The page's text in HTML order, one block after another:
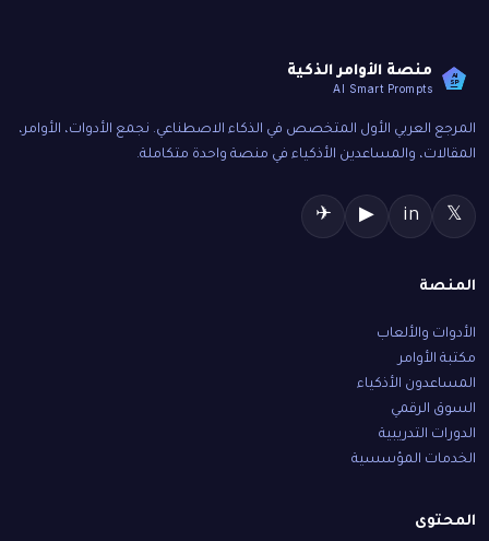
AI
SP
منصة الأوامر الذكية
AI Smart Prompts
المرجع العربي الأول المتخصص في الذكاء الاصطناعي. نجمع الأدوات، الأوامر،
المقالات، والمساعدين الأذكياء في منصة واحدة متكاملة.
𝕏
in
▶
✈
المنصة
الأدوات والألعاب
مكتبة الأوامر
المساعدون الأذكياء
السوق الرقمي
الدورات التدريبية
الخدمات المؤسسية
المحتوى